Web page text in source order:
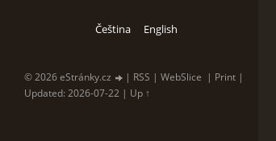
Čeština English
© 2026 eStránky.cz | RSS | WebSlice | Print |
Updated: 2026-07-22 | Up ↑